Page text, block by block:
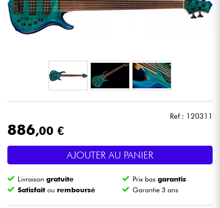
Home Studio
Casques
Eclairage
Batteries & Percu
Vents
Ref : 120311
886,00 €
AJOUTER AU PANIER
Livraisongratuite Prix basgarantis
Satisfait ou remboursé Garantie 3 ans